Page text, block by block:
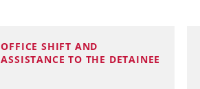
OFFICE SHIFT AND
ASSISTANCE TO THE DETAINEE